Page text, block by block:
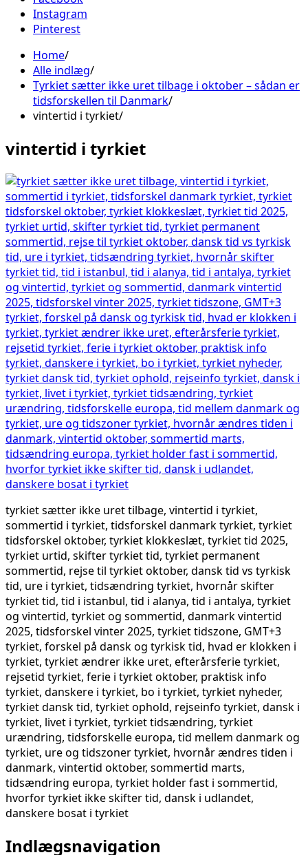
Instagram
Pinterest
Home
Alle indlæg
Tyrkiet sætter ikke uret tilbage i oktober – sådan er
tidsforskellen til Danmark
vintertid i tyrkiet
vintertid i tyrkiet
tyrkiet sætter ikke uret tilbage, vintertid i tyrkiet,
sommertid i tyrkiet, tidsforskel danmark tyrkiet, tyrkiet
tidsforskel oktober, tyrkiet klokkeslæt, tyrkiet tid 2025,
tyrkiet urtid, skifter tyrkiet tid, tyrkiet permanent
sommertid, rejse til tyrkiet oktober, dansk tid vs tyrkisk
tid, ure i tyrkiet, tidsændring tyrkiet, hvornår skifter
tyrkiet tid, tid i istanbul, tid i alanya, tid i antalya, tyrkiet
og vintertid, tyrkiet og sommertid, danmark vintertid
2025, tidsforskel vinter 2025, tyrkiet tidszone, GMT+3
tyrkiet, forskel på dansk og tyrkisk tid, hvad er klokken i
tyrkiet, tyrkiet ændrer ikke uret, efterårsferie tyrkiet,
rejsetid tyrkiet, ferie i tyrkiet oktober, praktisk info
tyrkiet, danskere i tyrkiet, bo i tyrkiet, tyrkiet nyheder,
tyrkiet dansk tid, tyrkiet ophold, rejseinfo tyrkiet, dansk i
tyrkiet, livet i tyrkiet, tyrkiet tidsændring, tyrkiet
urændring, tidsforskelle europa, tid mellem danmark og
tyrkiet, ure og tidszoner tyrkiet, hvornår ændres tiden i
danmark, vintertid oktober, sommertid marts,
tidsændring europa, tyrkiet holder fast i sommertid,
hvorfor tyrkiet ikke skifter tid, dansk i udlandet,
danskere bosat i tyrkiet
Indlægsnavigation